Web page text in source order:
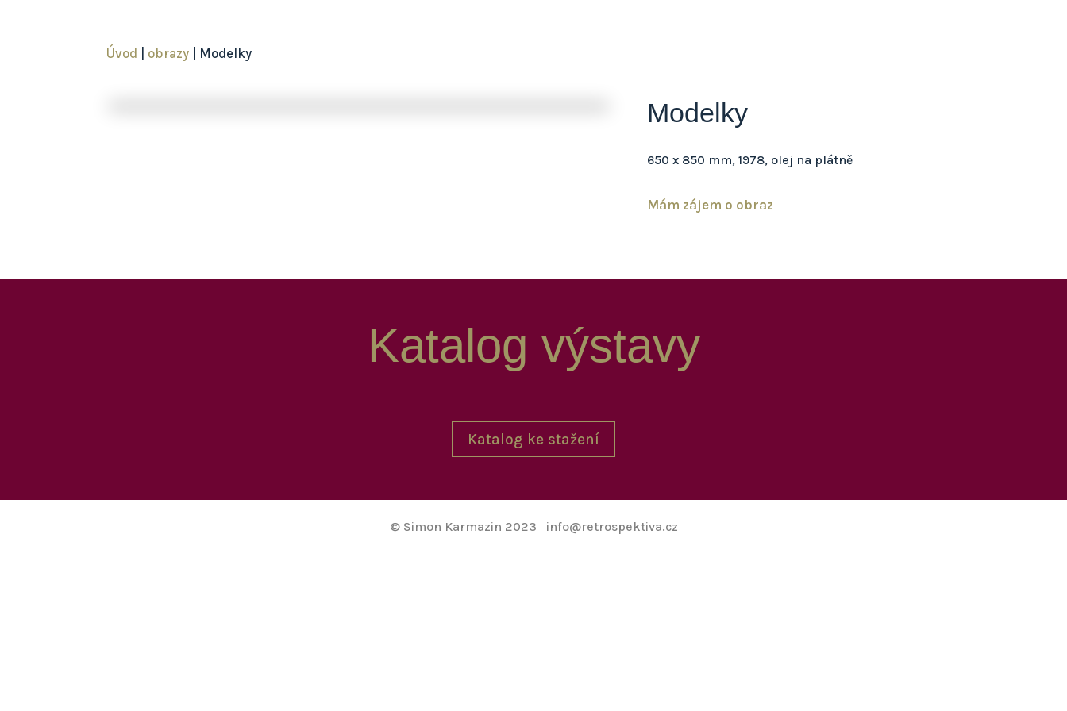
Úvod obrazy | Modelky
Modelky
650 x 850 mm, 1978, olej na plátně
Mám zájem o obraz
Katalog výstavy
Katalog ke stažení
© Simon Karmazin 2023 info@retrospektiva.cz